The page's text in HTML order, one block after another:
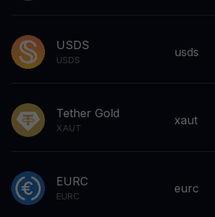
USDS
USDS
usds
Tether Gold
XAUT
xaut
EURC
EURC
eurc